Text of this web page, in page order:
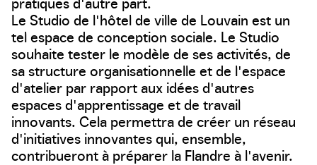
Le Studio de l'hôtel de ville de Louvain est un
tel espace de conception sociale. Le Studio
souhaite tester le modèle de ses activités, de
sa structure organisationnelle et de l'espace
d'atelier par rapport aux idées d'autres
espaces d'apprentissage et de travail
innovants. Cela permettra de créer un réseau
d'initiatives innovantes qui, ensemble,
contribueront à préparer la Flandre à l'avenir.